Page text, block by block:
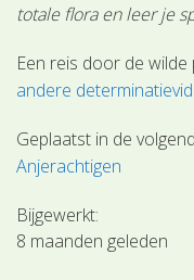
totale flora en leer je
Een reis door de
andere
Geplaatst in de
Anjerachtigen
Bijgewerkt:
8 maanden geleden